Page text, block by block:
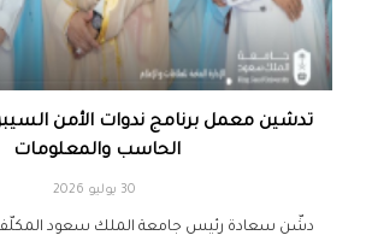
تدشين معمل برنامج ندوات الأمن
الحاسب والمعلومات
30 يوليو 2026
دشّن سعادة رئيس جامعة الملك سعود